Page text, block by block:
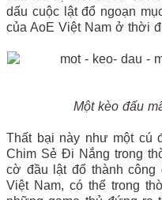
dấu cuộc lật đổ ngoạn
của AoE Việt Nam ở thời
Một kèo đấu
Thất bại này như một cú
Chim Sẻ Đi Nắng trong
cờ đầu lật đổ thành công
Việt Nam, có thể trong